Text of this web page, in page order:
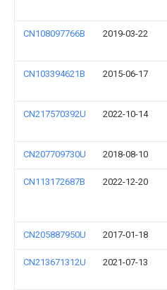
CN108097766B 2019-03-22
CN103394621B 2015-06-17
CN217570392U 2022-10-14
CN207709730U 2018-08-10
CN113172687B 2022-12-20
CN205887950U 2017-01-18
CN213671312U 2021-07-13